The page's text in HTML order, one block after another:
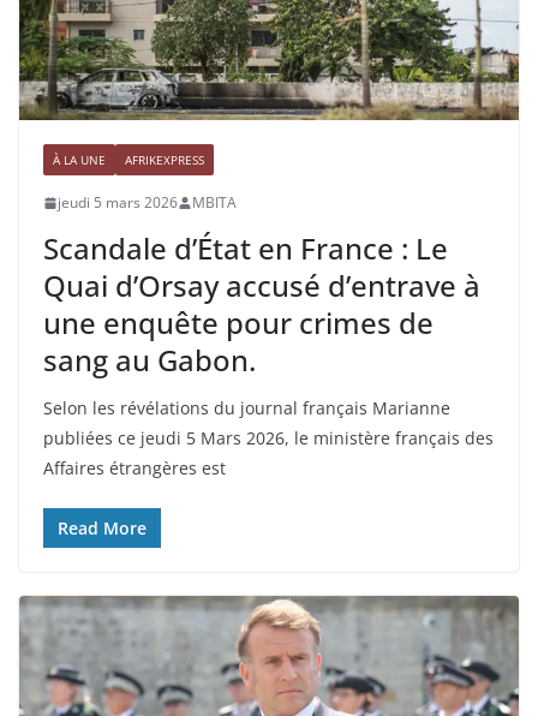
À LA UNE AFRIKEXPRESS
jeudi 5 mars 2026 MBITA
Scandale d’État en France : Le
Quai d’Orsay accusé d’entrave à
une enquête pour crimes de
sang au Gabon.
Selon les révélations du journal français Marianne
publiées ce jeudi 5 Mars 2026, le ministère français des
Affaires étrangères est
Read More